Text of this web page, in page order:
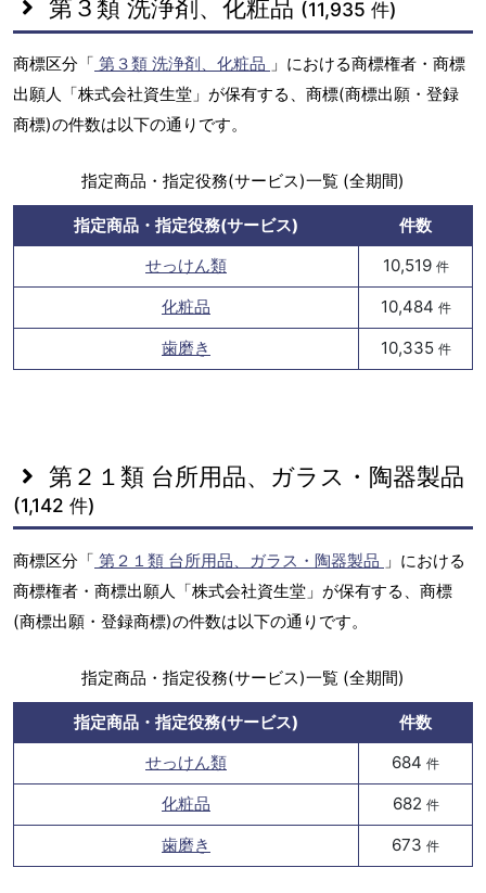
第３類 洗浄剤、化粧品 (11,935 件)
商標区分「 第３類 洗浄剤、化粧品 」における商標権者・商標
出願人「株式会社資生堂」が保有する、商標(商標出願・登録
商標)の件数は以下の通りです。
指定商品・指定役務(サービス)一覧 (全期間)
指定商品・指定役務(サービス)
件数
せっけん類
10,519 件
化粧品 10,484 件
歯磨き 10,335 件
第２１類 台所用品、ガラス・陶器製品
(1,142 件)
商標区分「 第２１類 台所用品、ガラス・陶器製品 」における
商標権者・商標出願人「株式会社資生堂」が保有する、商標
(商標出願・登録商標)の件数は以下の通りです。
指定商品・指定役務(サービス)一覧 (全期間)
指定商品・指定役務(サービス)
件数
せっけん類
684 件
化粧品 682 件
歯磨き 673 件